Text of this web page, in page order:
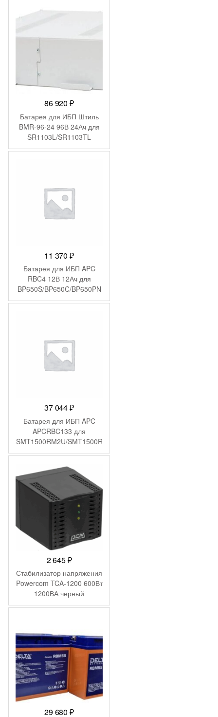
86 920₽
Батарея для ИБП Штиль
BMR-96-24 96В 24Ач для
SR1103L/SR1103TL
11 370₽
Батарея для ИБП APC
RBC4 12В 12Ач для
BP650S/BP650C/BP650PN
P/BK650M/BK650S/SU620N
50SX107/SC620/BE750BB/
BP650IPNP/BP650SI/SC62
0I/SU620INET/SUVS650I
37 044₽
Батарея для ИБП APC
APCRBC133 для
SMT1500RM2U/SMT1500R
M2UTW/SMT1500RMI2U/S
2 645₽
Стабилизатор напряжения
Powercom TCA-1200 600Вт
1200ВА черный
29 680₽